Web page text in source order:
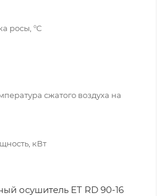
росы, °C
сжатого воздуха на
кВт
осушитель ET RD 90-16